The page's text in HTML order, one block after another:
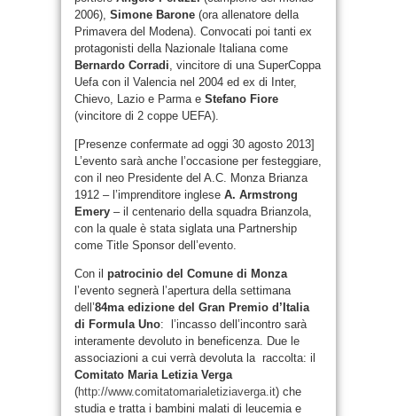
2006), Simone Barone (ora allenatore della
Primavera del Modena). Convocati poi tanti ex
protagonisti della Nazionale Italiana come
Bernardo Corradi, vincitore di una SuperCoppa
Uefa con il Valencia nel 2004 ed ex di Inter,
Chievo, Lazio e Parma e Stefano Fiore
(vincitore di 2 coppe UEFA).
[Presenze confermate ad oggi 30 agosto 2013]
L’evento sarà anche l’occasione per festeggiare,
con il neo Presidente del A.C. Monza Brianza
1912 – l’imprenditore inglese A. Armstrong
Emery – il centenario della squadra Brianzola,
con la quale è stata siglata una Partnership
come Title Sponsor dell’evento.
Con il patrocinio del Comune di Monza
l’evento segnerà l’apertura della settimana
dell’84ma edizione del Gran Premio d’Italia
di Formula Uno: l’incasso dell’incontro sarà
interamente devoluto in beneficenza. Due le
associazioni a cui verrà devoluta la raccolta: il
Comitato Maria Letizia Verga
(http://www.comitatomarialetiziaverga.it) che
studia e tratta i bambini malati di leucemia e